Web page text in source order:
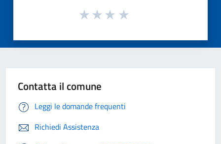
Contatta il comune
Leggi le domande frequenti
Richiedi Assistenza